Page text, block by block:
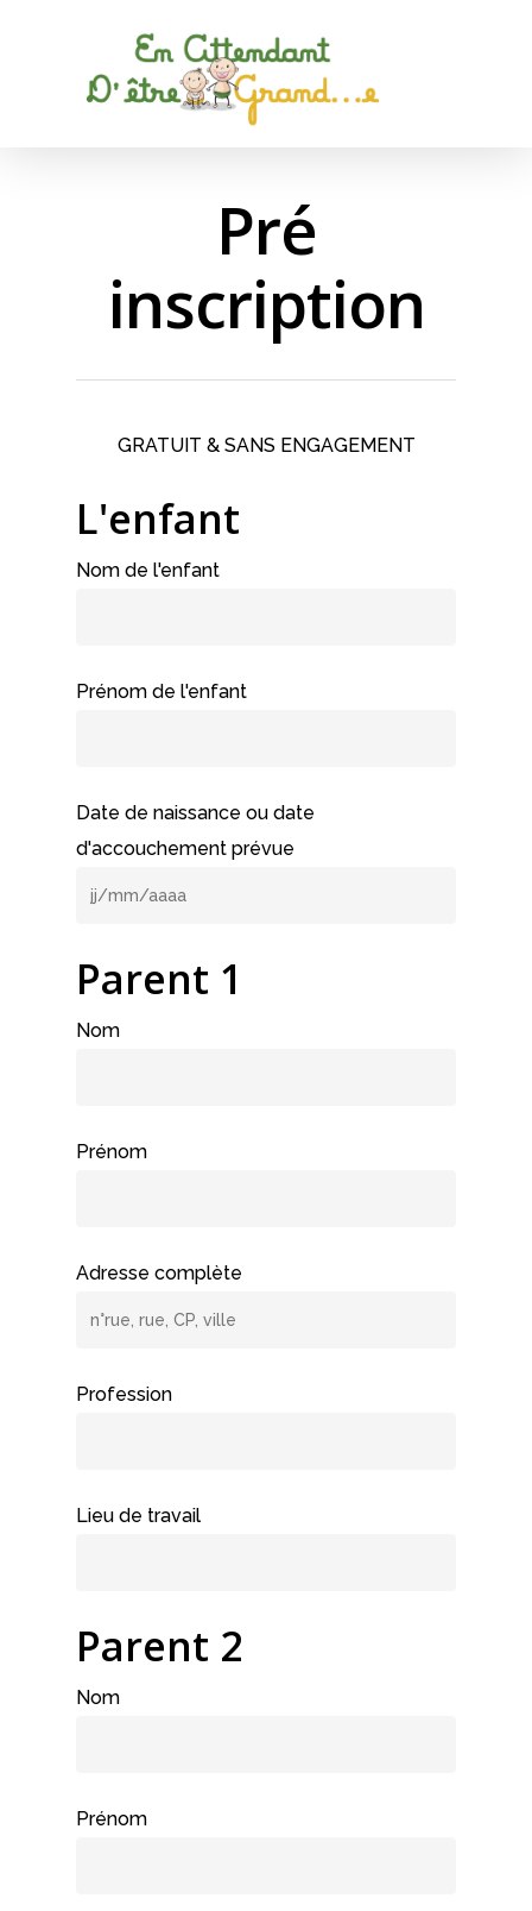
Pré
inscription
GRATUIT & SANS ENGAGEMENT
L'enfant
Nom de l'enfant
Prénom de l'enfant
Date de naissance ou date
d'accouchement prévue
Parent 1
Nom
Prénom
Adresse complète
Profession
Lieu de travail
Parent 2
Nom
Prénom